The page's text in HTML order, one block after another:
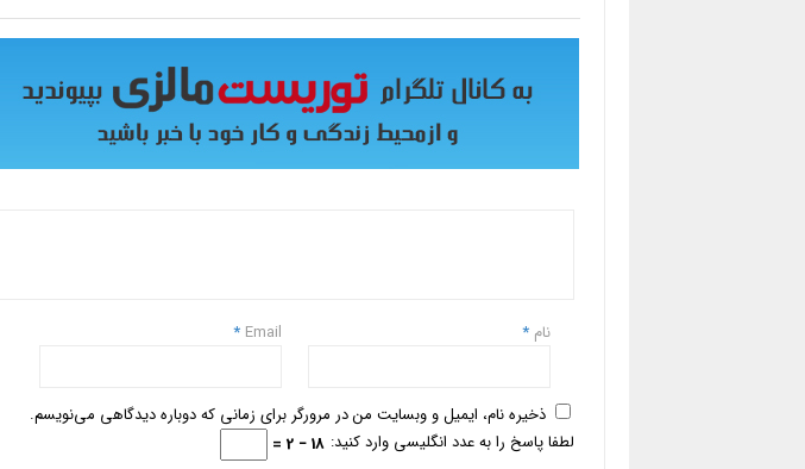
نام *
Email
*
ذخیره نام، ایمیل و وبسایت من در مرورگر برای زمانی که دوباره دیدگاهی می‌نویسم.
لطفا پاسخ را به عدد انگلیسی وارد کنید: 18 − 2 =